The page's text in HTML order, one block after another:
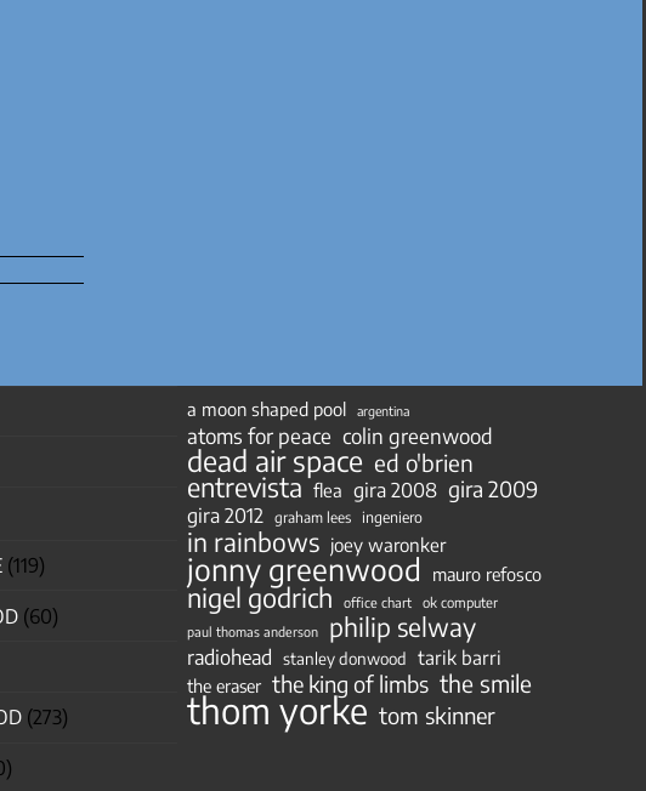
(119)
(60)
(273)
a moon shaped pool argentina
atoms for peace colin greenwood
dead air space ed o'brien
entrevista flea gira 2008 gira 2009
gira 2012 graham lees ingeniero
in rainbows joey waronker
jonny greenwood mauro refosco
nigel godrich office chart ok computer
paul thomas anderson philip selway
radiohead stanley donwood tarik barri
the eraser the king of limbs the smile
thom yorke tom skinner